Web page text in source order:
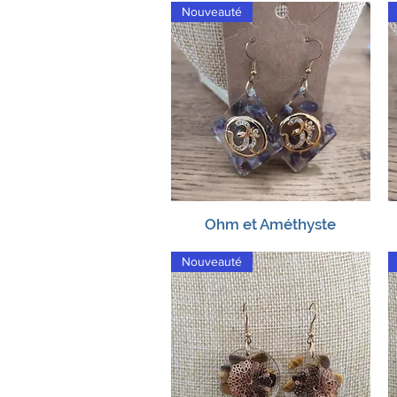
Aperçu rapide
Nouveauté
Ohm et Améthyste
Nouveauté